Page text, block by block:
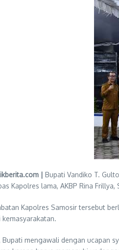
| Bupati Vandiko T.
Kapolres lama, AKBP Rina
Kapolres Samosir tersebut
mengawali dengan ucapan